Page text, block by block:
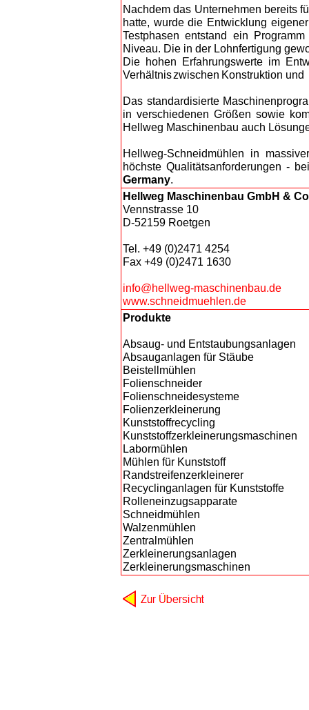
Nachdem das Unternehmen bereits
hatte, wurde die Entwicklung
Testphasen entstand ein
Niveau. Die in der Lohnfertigung
Die hohen Erfahrungswerte im
Verhältnis zwischen Konstruktion und
Das standardisierte
in verschiedenen Größen sowie
Hellweg Maschinenbau auch
Hellweg-Schneidmühlen in
höchste Qualitätsanforderungen -
Germany.
Hellweg Maschinenbau GmbH &
Vennstrasse 10
D-52159 Roetgen
Tel. +49 (0)2471 4254
Fax +49 (0)2471 1630
info@hellweg-maschinenbau.de
www.schneidmuehlen.de
Produkte
Absaug- und Entstaubungsanlagen
Absauganlagen für Stäube
Beistellmühlen
Folienschneider
Folienschneidesysteme
Folienzerkleinerung
Kunststoffrecycling
Kunststoffzerkleinerungsmaschinen
Labormühlen
Mühlen für Kunststoff
Randstreifenzerkleinerer
Recyclinganlagen für Kunststoffe
Rolleneinzugsapparate
Schneidmühlen
Walzenmühlen
Zentralmühlen
Zerkleinerungsanlagen
Zerkleinerungsmaschinen